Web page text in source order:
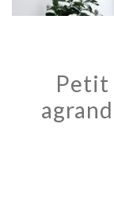
Petit